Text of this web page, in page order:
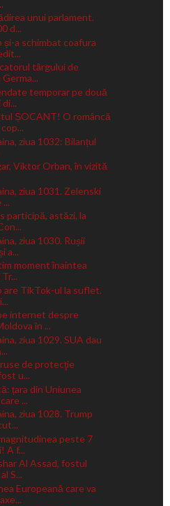
unui parlament.
d...
și-a schimbat coafura
târgului de
temporar pe două
ȘOCANT! O româncă
ziua 1032: Bilanțul
Viktor Orban, în vizită
ziua 1031. Zelenski
participă, astăzi, la
ziua 1030. Rușii
a...
moment înaintea
are TikTok-ul la suflet.
internet despre
în ...
ziua 1029. SUA dau
de protecţie
u...
țara din Uniunea
...
ziua 1028. Trump
peste 7
A f...
Al Assad, fostul
S...
Europeană care va